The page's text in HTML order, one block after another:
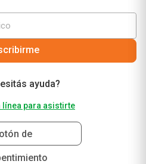
ayuda?
línea para asistirte
de